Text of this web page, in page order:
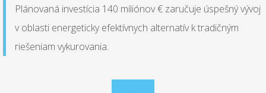
Plánovaná investícia 140 miliónov € zaručuje úspešný vývoj
v oblasti energeticky efektívnych alternatív k tradičným
riešeniam vykurovania.